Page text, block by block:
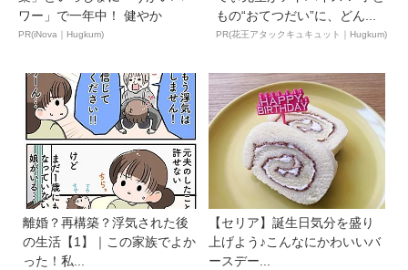
ワー」で一年中！ 健やか
PR(iNova｜Hugkum)
もの“おてつだい”に、どん...
PR(花王アタックキュキュット｜Hugkum)
離婚？再構築？浮気された後
の生活【1】｜この家族でよか
った！私...
【セリア】誕生日気分を盛り
上げよう♪こんなにかわいいバ
ースデー...